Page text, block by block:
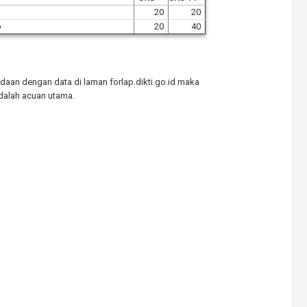
20
20
20 40
dengan data di laman forlap.dikti.go.id maka
acuan utama.